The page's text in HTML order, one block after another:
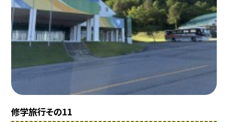
修学旅行その11